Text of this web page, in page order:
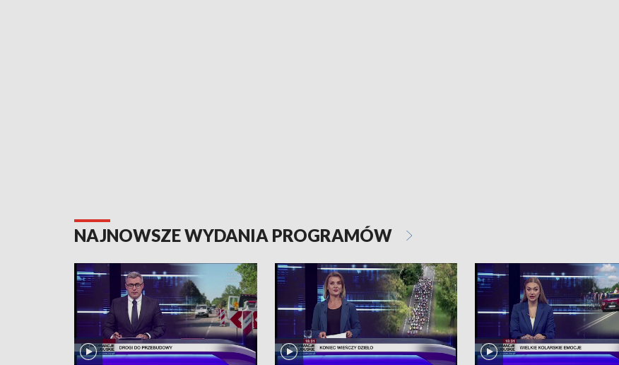
NAJNOWSZE WYDANIA PROGRAMÓW